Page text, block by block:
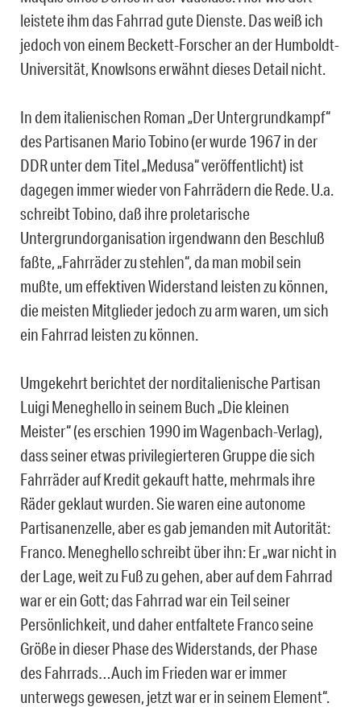
leistete ihm das Fahrrad gute Dienste. Das weiß ich
jedoch von einem Beckett-Forscher an der Humboldt-
Universität, Knowlsons erwähnt dieses Detail nicht.
In dem italienischen Roman „Der Untergrundkampf“
des Partisanen Mario Tobino (er wurde 1967 in der
DDR unter dem Titel „Medusa“ veröffentlicht) ist
dagegen immer wieder von Fahrrädern die Rede. U.a.
schreibt Tobino, daß ihre proletarische
Untergrundorganisation irgendwann den Beschluß
faßte, „Fahrräder zu stehlen“, da man mobil sein
mußte, um effektiven Widerstand leisten zu können,
die meisten Mitglieder jedoch zu arm waren, um sich
ein Fahrrad leisten zu können.
Umgekehrt berichtet der norditalienische Partisan
Luigi Meneghello in seinem Buch „Die kleinen
Meister“ (es erschien 1990 im Wagenbach-Verlag),
dass seiner etwas privilegierteren Gruppe die sich
Fahrräder auf Kredit gekauft hatte, mehrmals ihre
Räder geklaut wurden. Sie waren eine autonome
Partisanenzelle, aber es gab jemanden mit Autorität:
Franco. Meneghello schreibt über ihn: Er „war nicht in
der Lage, weit zu Fuß zu gehen, aber auf dem Fahrrad
war er ein Gott; das Fahrrad war ein Teil seiner
Persönlichkeit, und daher entfaltete Franco seine
Größe in dieser Phase des Widerstands, der Phase
des Fahrrads…Auch im Frieden war er immer
unterwegs gewesen, jetzt war er in seinem Element“.